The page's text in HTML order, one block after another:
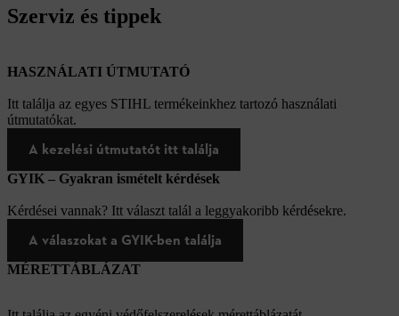
Szerviz és tippek
HASZNÁLATI ÚTMUTATÓ
Itt találja az egyes STIHL termékeinkhez tartozó használati
útmutatókat.
A kezelési útmutatót itt találja
GYIK – Gyakran ismételt kérdések
Kérdései vannak? Itt választ talál a leggyakoribb kérdésekre.
A válaszokat a GYIK-ben találja
MÉRETTÁBLÁZAT